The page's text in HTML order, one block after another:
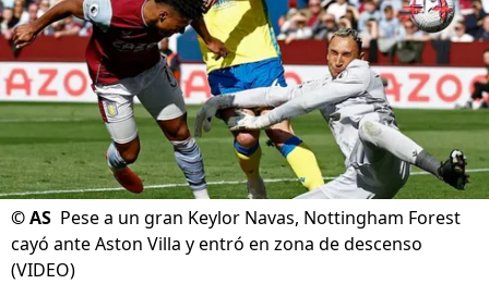
©AS Pese a un gran Keylor Navas, Nottingham Forest
cayó ante Aston Villa y entró en zona de descenso
(VIDEO)